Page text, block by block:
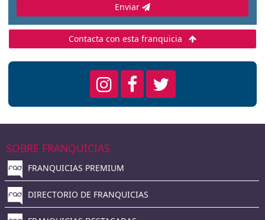
Enviar
Contacta con esta franquicia
SOBRE FRANQUICIAS
FRANQUICIAS PREMIUM
DIRECTORIO DE FRANQUICIAS